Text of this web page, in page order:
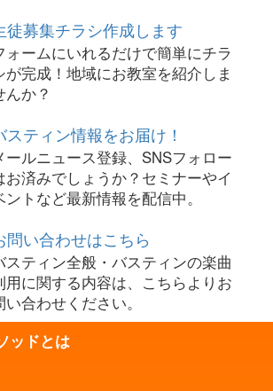
徒募集チラシ作成します
ォームにいれるだけで簡単にチラ
が完成！地域にお教室を紹介しま
んか？
スティン情報をお届け！
ールニュース登録、SNSフォロー
お済みでしょうか？セミナーやイ
ントなど最新情報を配信中。
問い合わせはこちら
スティン全般・バスティンの楽曲
用に関する内容は、こちらよりお
い合わせください。
ッドとは